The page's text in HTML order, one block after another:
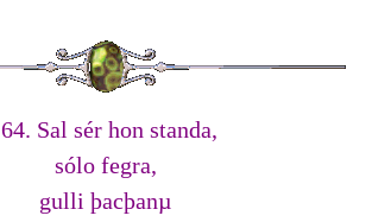
64. Sal sér hon standa,
sólo fegra,
gulli þacþanµ